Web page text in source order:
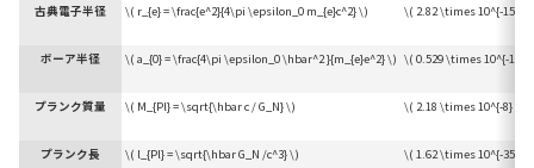
古典電子半径 \( r_{e} = \frac{e^2}{4\pi \epsilon_0 m_{e}c^2} \) \( 2.82 \times 10^{-15} \)
ボーア半径 \( a_{0} = \frac{4\pi \epsilon_0 \hbar^2 }{m_{e}e^2} \) \( 0.529 \times 10^{-10}
プランク質量 \( M_{Pl} = \sqrt{\hbar c / G_N} \) \( 2.18 \times 10^{-8} \)
プランク長 \( l_{Pl} = \sqrt{\hbar G_N /c^3} \) \( 1.62 \times 10^{-35} \)